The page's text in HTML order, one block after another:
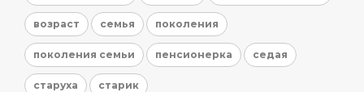
возраст семья поколения
поколения семьи пенсионерка седая
старуха старик